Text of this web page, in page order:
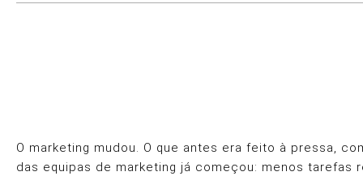
O marketing mudou. O que antes era feito à pressa,
das equipas de marketing já começou: menos